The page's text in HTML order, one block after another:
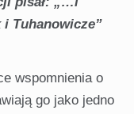
Tuhanowicze”
wspomnienia o
go jako jedno